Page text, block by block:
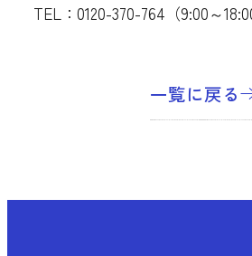
TEL：0120-370-764（9:00～
一覧に戻る